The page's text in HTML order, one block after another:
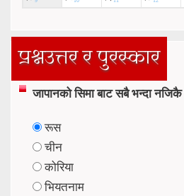
प्रश्नउत्तर र पुरस्कार
जापानको सिमा बाट सबै भन्दा
रूस
चीन
कोरिया
भियतनाम